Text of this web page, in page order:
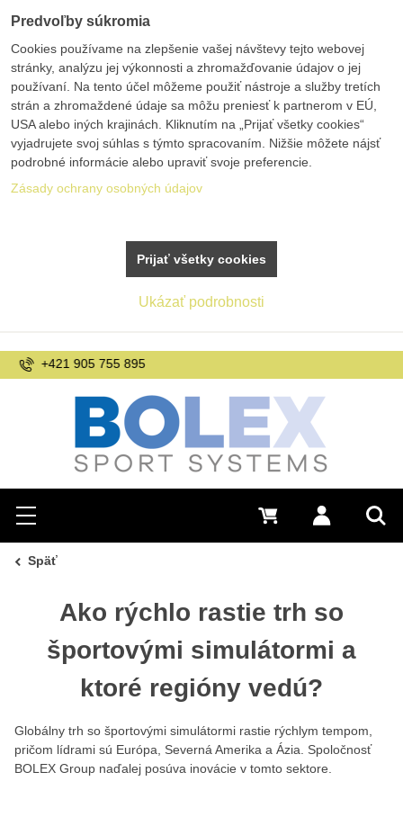
Hľadať
Menu Prihlásiť sa
0 €
Späť
Ako rýchlo rastie trh so
športovými simulátormi a
ktoré regióny vedú?
Globálny trh so športovými simulátormi rastie rýchlym tempom,
pričom lídrami sú Európa, Severná Amerika a Ázia. Spoločnosť
BOLEX Group naďalej posúva inovácie v tomto sektore.
Predvoľby súkromia
Cookies používame na zlepšenie vašej návštevy tejto webovej
stránky, analýzu jej výkonnosti a zhromažďovanie údajov o jej
používaní. Na tento účel môžeme použiť nástroje a služby tretích
strán a zhromaždené údaje sa môžu preniesť k partnerom v EÚ,
USA alebo iných krajinách. Kliknutím na „Prijať všetky cookies“
vyjadrujete svoj súhlas s týmto spracovaním. Nižšie môžete nájsť
podrobné informácie alebo upraviť svoje preferencie.
Zásady ochrany osobných údajov
Ukázať podrobnosti
Prijať všetky cookies